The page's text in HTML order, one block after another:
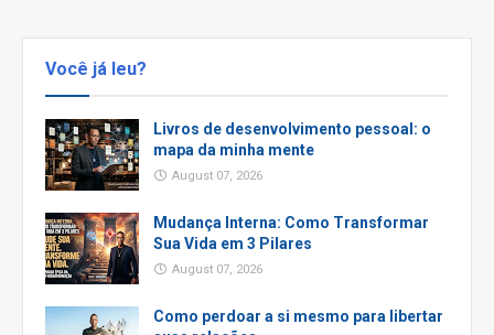
Você já leu?
Livros de desenvolvimento pessoal: o
mapa da minha mente
August 07, 2026
Mudança Interna: Como Transformar
Sua Vida em 3 Pilares
August 07, 2026
Como perdoar a si mesmo para libertar